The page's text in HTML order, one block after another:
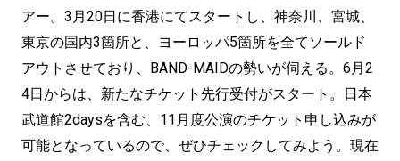
アー。3月20日に香港にてスタートし、神奈川、宮城、
東京の国内3箇所と、ヨーロッパ5箇所を全てソールド
アウトさせており、BAND-MAIDの勢いが伺える。6月2
4日からは、新たなチケット先行受付がスタート。日本
武道館2daysを含む、11月度公演のチケット申し込みが
可能となっているので、ぜひチェックしてみよう。現在